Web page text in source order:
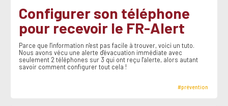
Configurer son téléphone
pour recevoir le FR-Alert
Parce que l'information n'est pas facile à trouver, voici un tuto.
Nous avons vécu une alerte d'évacuation immédiate avec
seulement 2 téléphones sur 3 qui ont reçu l'alerte, alors autant
savoir comment configurer tout cela !
#prévention